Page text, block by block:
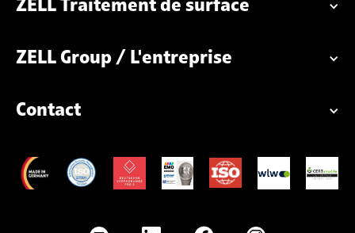
ZELL Traitement de surface
ZELL Group / L'entreprise
Contact